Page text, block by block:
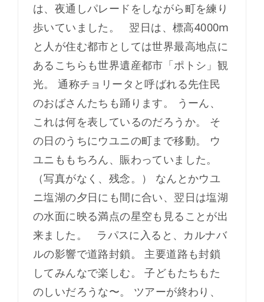
は、夜通しパレードをしながら町を練り
歩いていました。 翌日は、標高4000m
と人が住む都市としては世界最高地点に
あるこちらも世界遺産都市「ポトシ」観
光。 通称チョリータと呼ばれる先住民
のおばさんたちも踊ります。 うーん、
これは何を表しているのだろうか。 そ
の日のうちにウユニの町まで移動。 ウ
ユニももちろん、賑わっていました。
（写真がなく、残念。） なんとかウユ
ニ塩湖の夕日にも間に合い、翌日は塩湖
の水面に映る満点の星空も見ることが出
来ました。 ラパスに入ると、カルナバ
ルの影響で道路封鎖。 主要道路も封鎖
してみんなで楽しむ。 子どもたちもた
のしいだろうな〜。 ツアーが終わり、